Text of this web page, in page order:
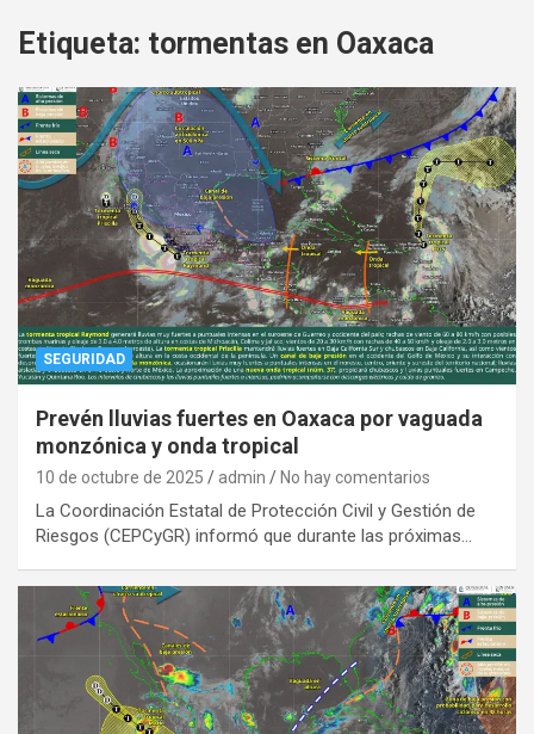
Etiqueta: tormentas en Oaxaca
SEGURIDAD
Prevén lluvias fuertes en Oaxaca por vaguada
monzónica y onda tropical
10 de octubre de 2025 admin No hay comentarios
La Coordinación Estatal de Protección Civil y Gestión de
Riesgos (CEPCyGR) informó que durante las próximas…